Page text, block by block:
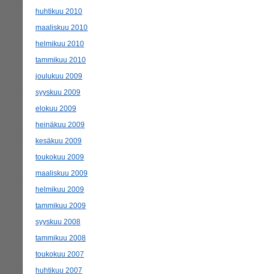
huhtikuu 2010
maaliskuu 2010
helmikuu 2010
tammikuu 2010
joulukuu 2009
syyskuu 2009
elokuu 2009
heinäkuu 2009
kesäkuu 2009
toukokuu 2009
maaliskuu 2009
helmikuu 2009
tammikuu 2009
syyskuu 2008
tammikuu 2008
toukokuu 2007
huhtikuu 2007